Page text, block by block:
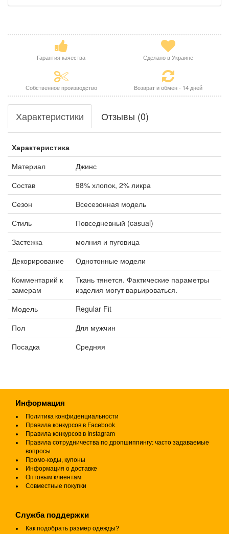
Гарантия качества Сделано в Украине
Собственное производство Возврат и обмен - 14 дней
Характеристики Отзывы (0)
Характеристика
Материал
Джинс
Состав
98% хлопок, 2% ликра
Сезон
Всесезонная модель
Стиль
Повседневный (casual)
Застежка
молния и пуговица
Декорирование
Однотонные модели
Комментарий к
замерам
Ткань тянется. Фактические параметры
изделия могут варьироваться.
Модель
Regular Fit
Пол
Для мужчин
Посадка
Средняя
Информация
Политика конфиденциальности
Правила конкурсов в Facebook
Правила конкурсов в Instagram
Правила сотрудничества по дропшиппингу: часто задаваемые
вопросы
Промо-коды, купоны
Информация о доставке
Оптовым клиентам
Совместные покупки
Служба поддержки
Как подобрать размер одежды?